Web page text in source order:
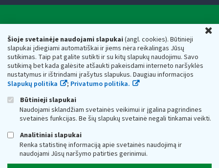
Šioje svetainėje naudojami slapukai(angl. cookies). Būtinieji
slapukai įdiegiami automatiškai ir jiems nėra reikalingas Jūsų
sutikimas. Taip pat galite sutikti ir su kitų slapukų naudojimu. Savo
sutikimą bet kada galėsite atšaukti pakeisdami interneto naršyklės
nustatymus ir ištrindami įrašytus slapukus. Daugiau informacijos
Slapukų politika
; Privatumo politika.
Būtinieji slapukai
Naudojami sklandžiam svetainės veikimui ir įgalina pagrindines
svetainės funkcijas. Be šių slapukų svetainė negali tinkamai veikti.
Analitiniai slapukai
Renka statistinę informaciją apie svetainės naudojimą ir
naudojami Jūsų naršymo patirties gerinimui.
Respublikos finansų ministerijos
Biudžetinė įstaiga. Juridinio asmens kodas — 188659752,
adresas: Vasario 16-osios g. 14, 01107 Vilnius, Lietuva, el.paštas:
vmi@vmi.lt, E. pristatymo dėžutės adresas 188659752
Duomenys apie Valstybinę mokesčių inspekciją prie Lietuvos
Respublikos finansų ministerijos kaupiami ir saugomi Juridinių